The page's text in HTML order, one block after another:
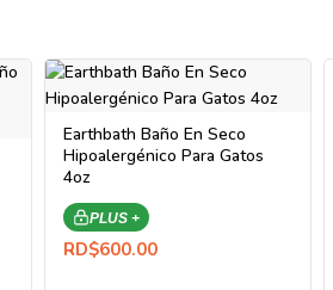
Earthbath Baño En Seco
Hipoalergénico Para Gatos
4oz
PLUS +
RD$600.00